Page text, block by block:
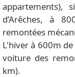
appartements),
d’Arêches, à
remontées
L'hiver à 600m
voiture des
km).